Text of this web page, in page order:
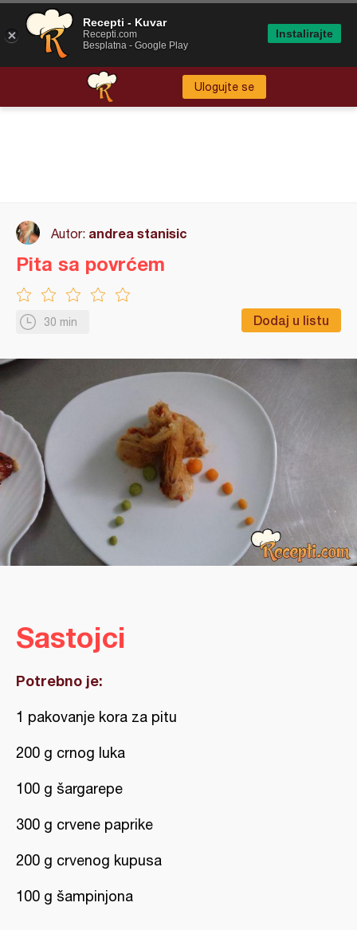
Ulogujte se
Autor: andrea stanisic
30 min Dodaj u listu
Pita sa povrćem
Sastojci
Potrebno je:
1 pakovanje kora za pitu
200 g crnog luka
100 g šargarepe
300 g crvene paprike
200 g crvenog kupusa
100 g šampinjona
Recepti - Kuvar
Recepti.com
Besplatna - Google Play
Instalirajte